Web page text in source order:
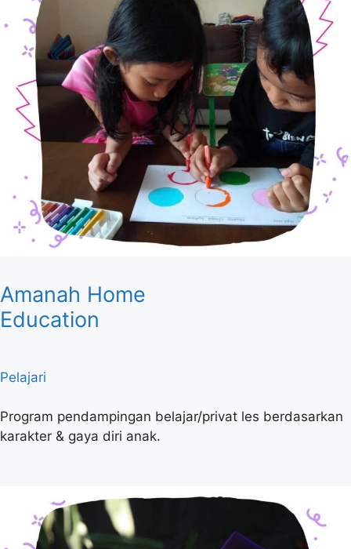
Amanah Home
Education
Pelajari
Program pendampingan belajar/privat les berdasarkan
karakter & gaya diri anak.